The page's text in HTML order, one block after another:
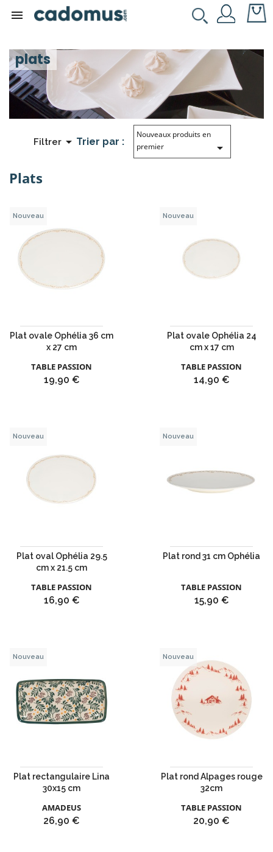

plats
Filtrer Trier par :
Nouveaux produits en
premier

Plats
Plat ovale Ophélia 36 cm
x 27 cm
TABLE PASSION
Prix
19,90 €
Nouveau
Plat ovale Ophélia 24
cm x 17 cm
TABLE PASSION
Prix
14,90 €
Nouveau
Plat oval Ophélia 29.5
cm x 21.5 cm
TABLE PASSION
Prix
16,90 €
Nouveau
Plat rond 31 cm Ophélia
TABLE PASSION
Prix
15,90 €
Nouveau
Plat rectangulaire Lina
30x15 cm
AMADEUS
Prix
26,90 €
Nouveau
Plat rond Alpages rouge
32cm
TABLE PASSION
Prix
20,90 €
Nouveau